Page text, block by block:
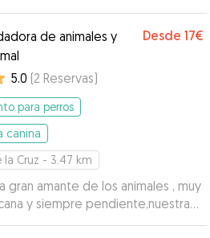
Gracias”
de animales y
Desde 17€
5.0 (2 Reservas)
para perros
canina
la Cruz - 3.47 km
gran amante de los animales , muy
y siempre pendiente,nuestra
con ella .”